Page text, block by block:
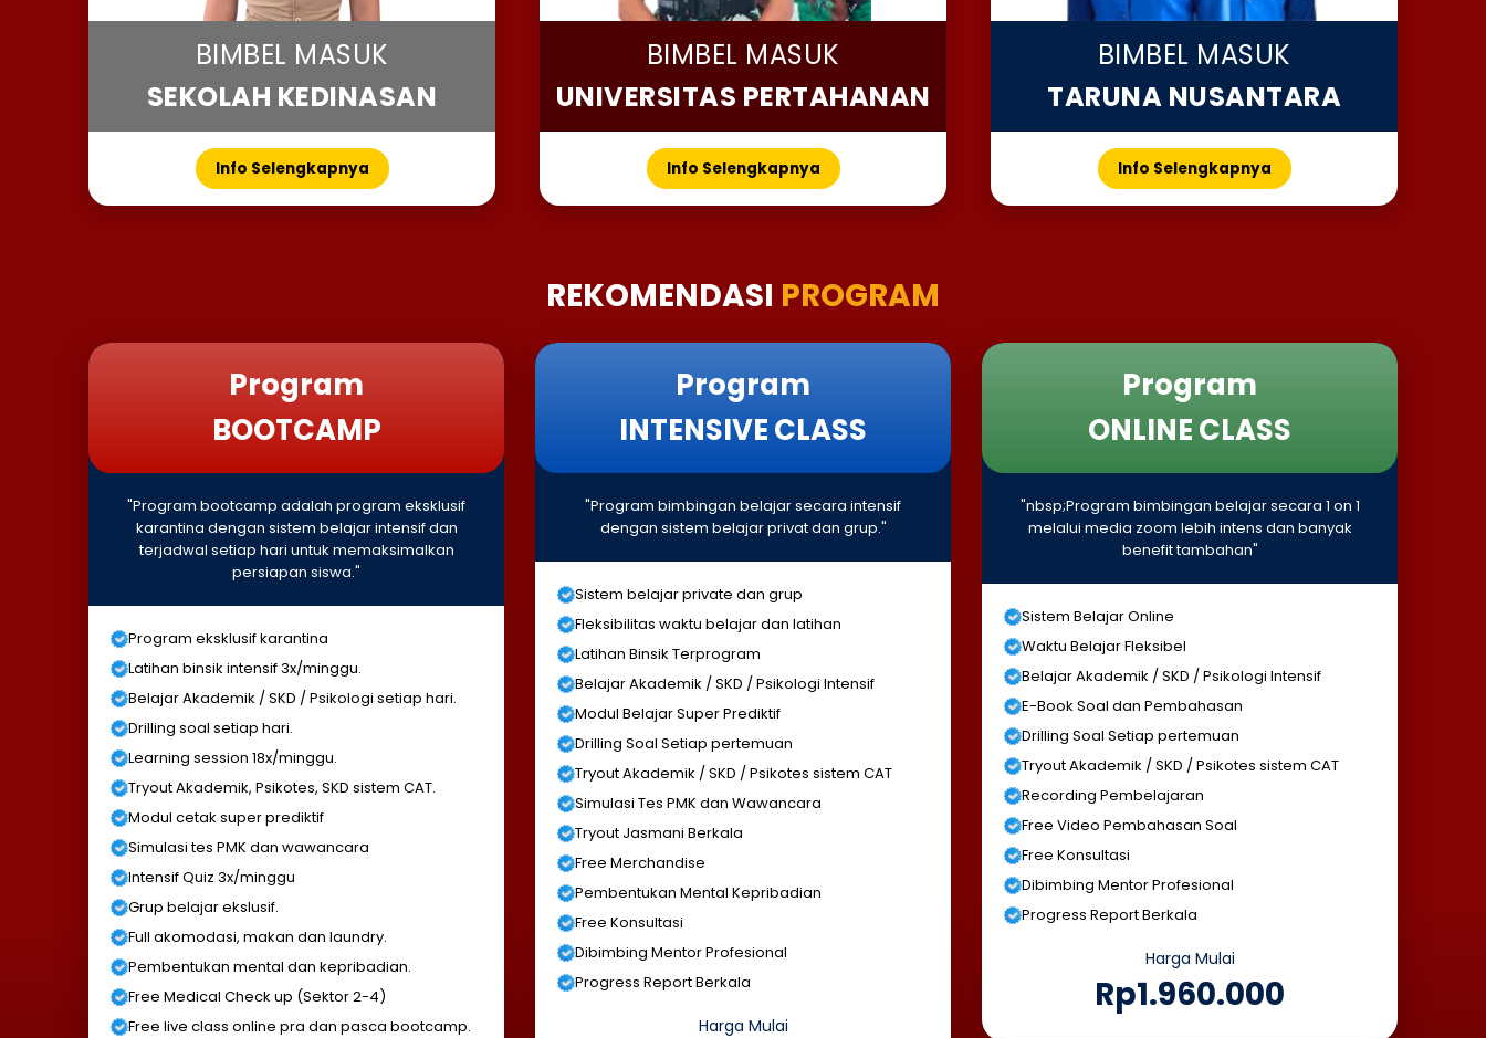
BIMBEL MASUK
SEKOLAH KEDINASAN
Info Selengkapnya
BIMBEL MASUK
UNIVERSITAS PERTAHANAN
Info Selengkapnya
BIMBEL MASUK
TARUNA NUSANTARA
Info Selengkapnya
REKOMENDASI PROGRAM
Program
BOOTCAMP
"Program bootcamp adalah program eksklusif
karantina dengan sistem belajar intensif dan
terjadwal setiap hari untuk memaksimalkan
persiapan siswa."
Program eksklusif karantina
Latihan binsik intensif 3x/minggu.
Belajar Akademik / SKD / Psikologi setiap hari.
Drilling soal setiap hari.
Learning session 18x/minggu.
Tryout Akademik, Psikotes, SKD sistem CAT.
Modul cetak super prediktif
Simulasi tes PMK dan wawancara
Intensif Quiz 3x/minggu
Grup belajar ekslusif.
Full akomodasi, makan dan laundry.
Pembentukan mental dan kepribadian.
Free Medical Check up (Sektor 2-4)
Free live class online pra dan pasca bootcamp.
Program
INTENSIVE CLASS
"Program bimbingan belajar secara intensif
dengan sistem belajar privat dan grup."
Sistem belajar private dan grup
Fleksibilitas waktu belajar dan latihan
Latihan Binsik Terprogram
Belajar Akademik / SKD / Psikologi Intensif
Modul Belajar Super Prediktif
Drilling Soal Setiap pertemuan
Tryout Akademik / SKD / Psikotes sistem CAT
Simulasi Tes PMK dan Wawancara
Tryout Jasmani Berkala
Free Merchandise
Pembentukan Mental Kepribadian
Free Konsultasi
Dibimbing Mentor Profesional
Progress Report Berkala
Harga Mulai
Program
ONLINE CLASS
"nbsp;Program bimbingan belajar secara 1 on 1
melalui media zoom lebih intens dan banyak
benefit tambahan"
Sistem Belajar Online
Waktu Belajar Fleksibel
Belajar Akademik / SKD / Psikologi Intensif
E-Book Soal dan Pembahasan
Drilling Soal Setiap pertemuan
Tryout Akademik / SKD / Psikotes sistem CAT
Recording Pembelajaran
Free Video Pembahasan Soal
Free Konsultasi
Dibimbing Mentor Profesional
Progress Report Berkala
Harga Mulai
Rp1.960.000